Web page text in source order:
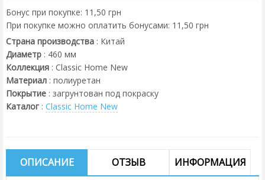
Бонус при покупке: 11,50 грн
При покупке можно оплатить бонусами: 11,50 грн
Страна производства : Китай
Диаметр : 460 мм
Коллекция : Classic Home New
Материал : полиуретан
Покрытие : загрунтован под покраску
Каталог : Classic Home New
ОПИСАНИЕ ОТЗЫВ ИНФОРМАЦИЯ